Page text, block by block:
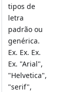
tipos de
letra
padrão ou
genérica.
Ex. Ex. Ex.
Ex. "Arial",
"Helvetica",
"serif",